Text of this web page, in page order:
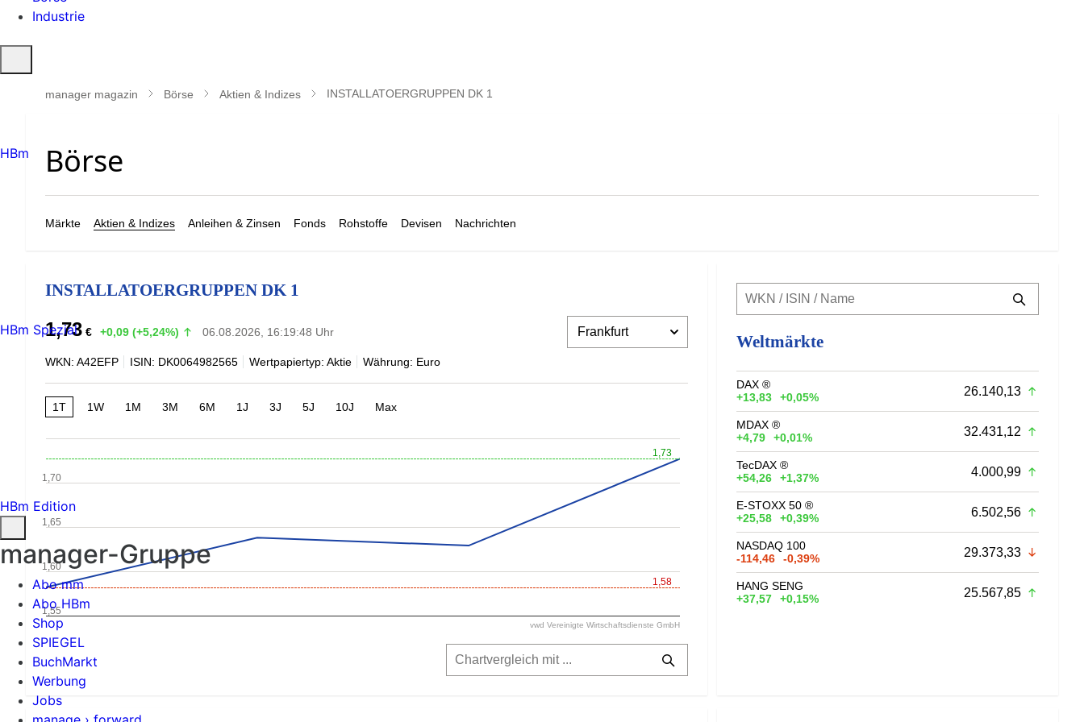
Industrie
öffnen
manager magazin Börse Aktien & Indizes INSTALLATOERGRUPPEN DK 1
Märkte Aktien & Indizes Anleihen & Zinsen Fonds Rohstoffe Devisen Nachrichten
INSTALLATOERGRUPPEN DK 1
1,73 € +0,09 (+5,24%) 06.08.2026, 16:19:48 Uhr
WKN: A42EFP ISIN: DK0064982565 Wertpapiertyp: Aktie Währung: Euro
1T 1W 1M 3M 6M 1J 3J 5J 10J Max
1,73
1,58
1,55
1,60
1,65
1,70
vwd Vereinigte Wirtschaftsdienste GmbH
Weltmärkte
DAX ®
+13,83
+0,05% 26.140,13
MDAX ®
+4,79
+0,01% 32.431,12
TecDAX ®
+54,26
+1,37% 4.000,99
E-STOXX 50 ®
+25,58
+0,39% 6.502,56
NASDAQ 100
-114,46
-0,39% 29.373,33
HANG SENG
+37,57
+0,15% 25.567,85
HBm
HBm Spezial
HBm Edition
manager-Gruppe
Abo mm
Abo HBm
Shop
SPIEGEL
BuchMarkt
Werbung
Jobs